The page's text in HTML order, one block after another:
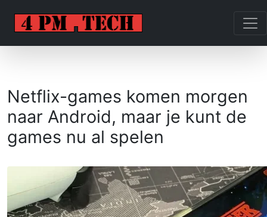
Netflix-games komen morgen
naar Android, maar je kunt de
games nu al spelen